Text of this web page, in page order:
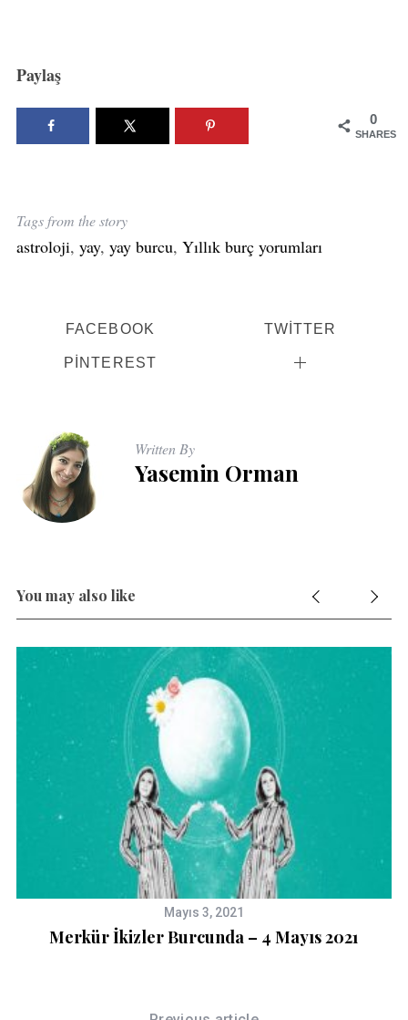
Paylaş
0
SHARES
Tags from the story
astroloji, yay, yay burcu, Yıllık burç yorumları
FACEBOOK TWITTER
PINTEREST
Written By
Yasemin Orman
You may also like
Mayıs 3, 2021
Merkür İkizler Burcunda – 4 Mayıs 2021